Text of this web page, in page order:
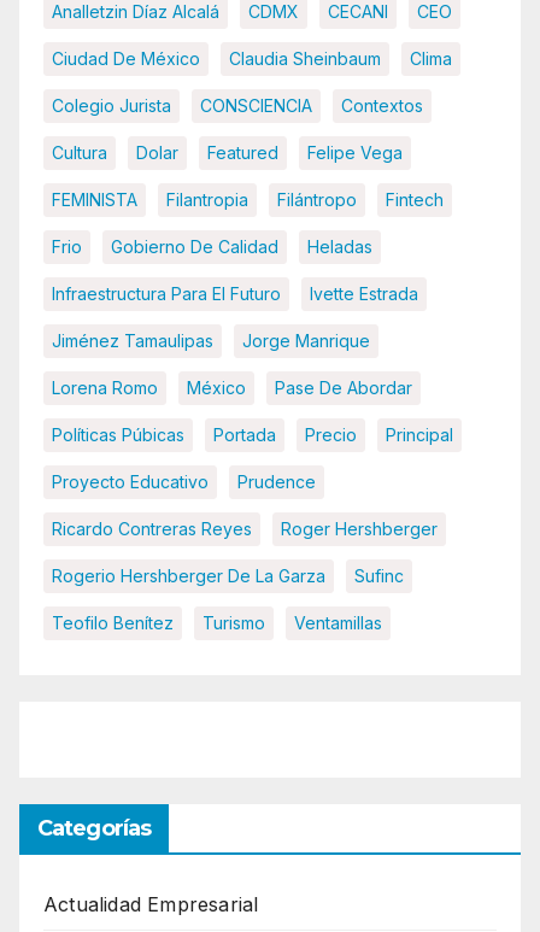
Analletzin Díaz Alcalá CDMX CECANI CEO
Ciudad De México Claudia Sheinbaum Clima
Colegio Jurista CONSCIENCIA Contextos
Cultura Dolar Featured Felipe Vega
FEMINISTA Filantropia Filántropo Fintech
Frio Gobierno De Calidad Heladas
Infraestructura Para El Futuro Ivette Estrada
Jiménez Tamaulipas Jorge Manrique
Lorena Romo México Pase De Abordar
Políticas Púbicas Portada Precio Principal
Proyecto Educativo Prudence
Ricardo Contreras Reyes Roger Hershberger
Rogerio Hershberger De La Garza Sufinc
Teofilo Benítez Turismo Ventamillas
Categorías
Actualidad Empresarial